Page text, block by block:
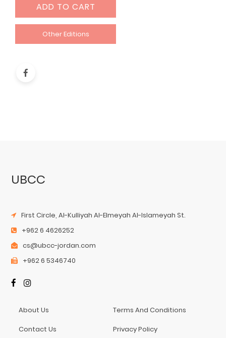
ADD TO CART
Other Editions
UBCC
First Circle, Al-Kulliyah Al-Elmeyah Al-Islameyah St.
+962 6 4626252
cs@ubcc-jordan.com
+962 6 5346740
About Us
Contact Us
Terms And Conditions
Privacy Policy